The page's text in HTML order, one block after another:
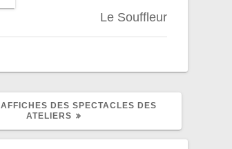
Le Souffleur
ARTICLE
SUIVANT
AFFICHES DES SPECTACLES DES
ATELIERS